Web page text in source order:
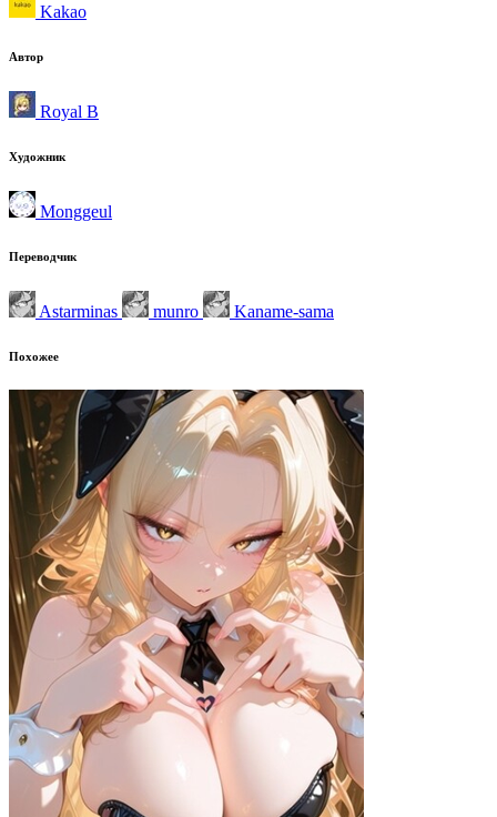
Kakao
Автор
Royal B
Художник
Monggeul
Переводчик
Astarminas munro Kaname-sama
Похожее